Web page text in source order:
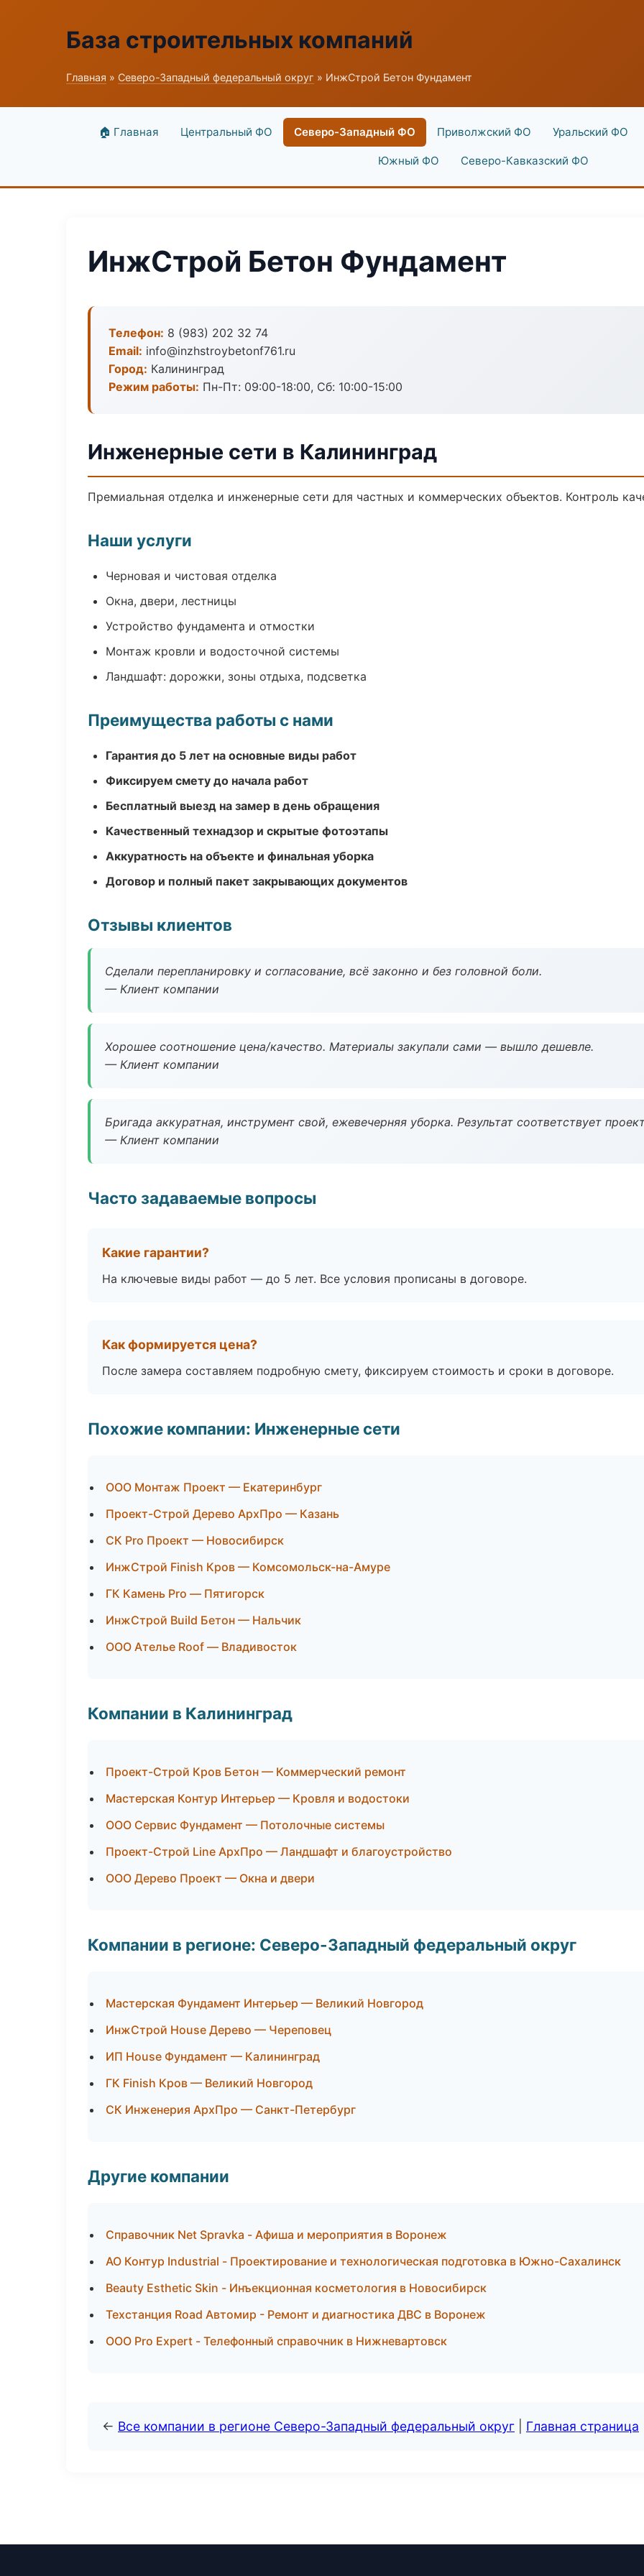
База строительных компаний
Главная » Северо-Западный федеральный округ » ИнжСтрой Бетон Фундамент
🏠 Главная Центральный ФО Северо-Западный ФО Приволжский ФО Уральский ФО
Южный ФО Северо-Кавказский ФО
ИнжСтрой Бетон Фундамент
Телефон: 8 (983) 202 32 74
Email: info@inzhstroybetonf761.ru
Город: Калининград
Режим работы: Пн-Пт: 09:00-18:00, Сб: 10:00-15:00
Инженерные сети в Калининград
Премиальная отделка и инженерные сети для частных и коммерческих объектов. Контроль
Наши услуги
Черновая и чистовая отделка
Окна, двери, лестницы
Устройство фундамента и отмостки
Монтаж кровли и водосточной системы
Ландшафт: дорожки, зоны отдыха, подсветка
Преимущества работы с нами
Гарантия до 5 лет на основные виды работ
Фиксируем смету до начала работ
Бесплатный выезд на замер в день обращения
Качественный технадзор и скрытые фотоэтапы
Аккуратность на объекте и финальная уборка
Договор и полный пакет закрывающих документов
Отзывы клиентов
Сделали перепланировку и согласование, всё законно и без головной боли.
— Клиент компании
Хорошее соотношение цена/качество. Материалы закупали сами — вышло дешевле.
— Клиент компании
Бригада аккуратная, инструмент свой, ежевечерняя уборка. Результат соответствует
— Клиент компании
Часто задаваемые вопросы
Какие гарантии?
На ключевые виды работ — до 5 лет. Все условия прописаны в договоре.
Как формируется цена?
После замера составляем подробную смету, фиксируем стоимость и сроки в договоре.
Похожие компании: Инженерные сети
ООО Монтаж Проект — Екатеринбург
Проект-Строй Дерево АрхПро — Казань
СК Pro Проект — Новосибирск
ИнжСтрой Finish Кров — Комсомольск-на-Амуре
ГК Камень Pro — Пятигорск
ИнжСтрой Build Бетон — Нальчик
ООО Ателье Roof — Владивосток
Компании в Калининград
Проект-Строй Кров Бетон — Коммерческий ремонт
Мастерская Контур Интерьер — Кровля и водостоки
ООО Сервис Фундамент — Потолочные системы
Проект-Строй Line АрхПро — Ландшафт и благоустройство
ООО Дерево Проект — Окна и двери
Компании в регионе: Северо-Западный федеральный округ
Мастерская Фундамент Интерьер — Великий Новгород
ИнжСтрой House Дерево — Череповец
ИП House Фундамент — Калининград
ГК Finish Кров — Великий Новгород
СК Инженерия АрхПро — Санкт-Петербург
Другие компании
Справочник Net Spravka - Афиша и мероприятия в Воронеж
АО Контур Industrial - Проектирование и технологическая подготовка в Южно-Сахалинск
Beauty Esthetic Skin - Инъекционная косметология в Новосибирск
Техстанция Road Автомир - Ремонт и диагностика ДВС в Воронеж
ООО Pro Expert - Телефонный справочник в Нижневартовск
← Все компании в регионе Северо-Западный федеральный округ Главная страница